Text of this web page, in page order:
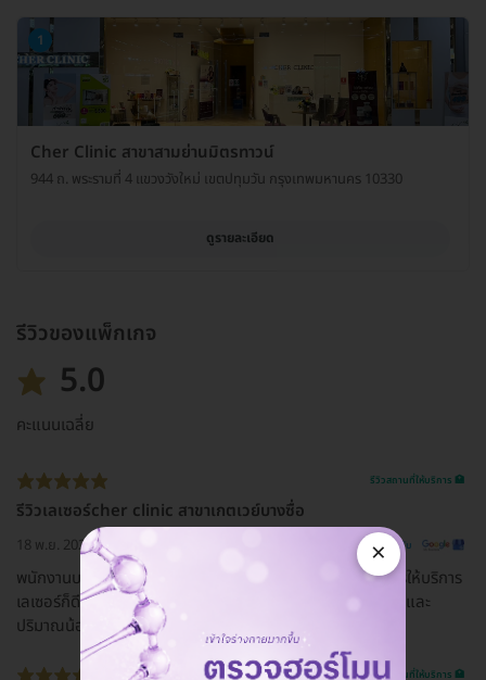
1
Cher Clinic สาขาสามย่านมิตรทาวน์
944 ถ. พระรามที่ 4 แขวงวังใหม่ เขตปทุมวัน กรุงเทพมหานคร 10330
ดูรายละเอียด
รีวิวของแพ็กเกจ
5.0
คะแนนเฉลี่ย
รีวิวสถานที่ให้บริการ 🏥
รีวิวเลเซอร์cher clinic สาขาเกตเวย์บางซื่อ
18 พ.ย. 2023 ดูรีวิวต้นฉบับ
พนักงานบริการดี ใส่ใจ โทรมาติดตามนัดหมายทุกเดือน และการให้บริการ
เลเซอร์ก็ดี ไม่เจ็บ ผลลัพธ์หลังทำ เมื่อทำติดต่อกัน ขนขึ้นช้าลง และ
ปริมาณน้อยลงขึ้นเยอะค่ะ
รีวิวสถานที่ให้บริการ 🏥
×